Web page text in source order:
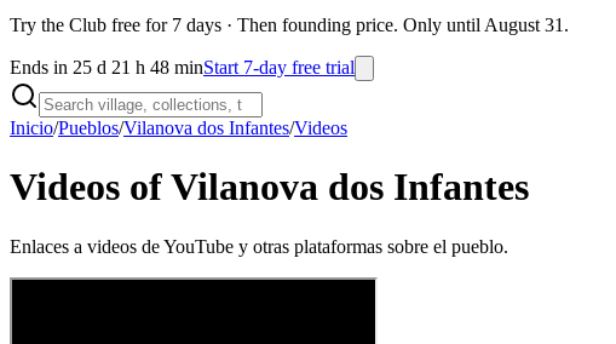
Try the Club free for 7 days · Then founding price. Only until August 31.
Ends in 25 d 21 h 48 minStart 7-day free trial
Inicio/Pueblos/Vilanova dos Infantes/Videos
Videos of Vilanova dos Infantes
Enlaces a videos de YouTube y otras plataformas sobre el pueblo.